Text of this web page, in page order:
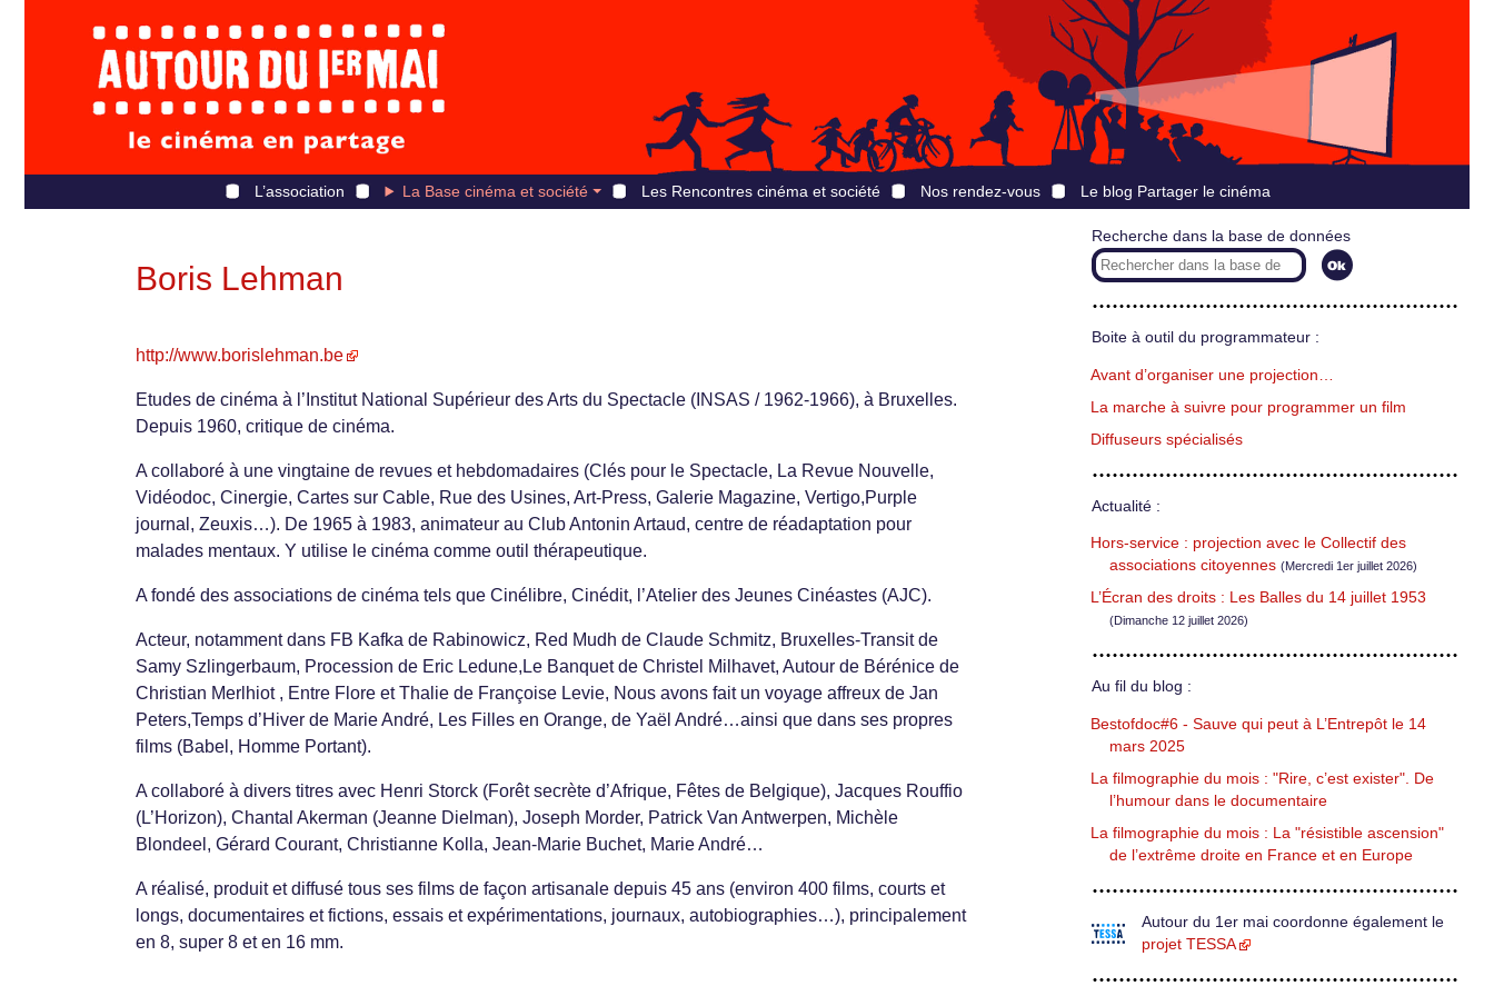
L’association La Base cinéma et société Les Rencontres cinéma et société Nos rendez-vous Le blog Partager le cinéma
Boris Lehman
http://www.borislehman.be
Etudes de cinéma à l’Institut National Supérieur des Arts du Spectacle (INSAS / 1962-1966), à Bruxelles.
Depuis 1960, critique de cinéma.
A collaboré à une vingtaine de revues et hebdomadaires (Clés pour le Spectacle, La Revue Nouvelle,
Vidéodoc, Cinergie, Cartes sur Cable, Rue des Usines, Art-Press, Galerie Magazine, Vertigo,Purple
journal, Zeuxis…). De 1965 à 1983, animateur au Club Antonin Artaud, centre de réadaptation pour
malades mentaux. Y utilise le cinéma comme outil thérapeutique.
A fondé des associations de cinéma tels que Cinélibre, Cinédit, l’Atelier des Jeunes Cinéastes (AJC).
Acteur, notamment dans FB Kafka de Rabinowicz, Red Mudh de Claude Schmitz, Bruxelles-Transit de
Samy Szlingerbaum, Procession de Eric Ledune,Le Banquet de Christel Milhavet, Autour de Bérénice de
Christian Merlhiot , Entre Flore et Thalie de Françoise Levie, Nous avons fait un voyage affreux de Jan
Peters,Temps d’Hiver de Marie André, Les Filles en Orange, de Yaël André…ainsi que dans ses propres
films (Babel, Homme Portant).
A collaboré à divers titres avec Henri Storck (Forêt secrète d’Afrique, Fêtes de Belgique), Jacques Rouffio
(L’Horizon), Chantal Akerman (Jeanne Dielman), Joseph Morder, Patrick Van Antwerpen, Michèle
Blondeel, Gérard Courant, Christianne Kolla, Jean-Marie Buchet, Marie André…
A réalisé, produit et diffusé tous ses films de façon artisanale depuis 45 ans (environ 400 films, courts et
longs, documentaires et fictions, essais et expérimentations, journaux, autobiographies…), principalement
en 8, super 8 et en 16 mm.
Recherche dans la base de données
Boite à outil du programmateur :
Avant d’organiser une projection…
La marche à suivre pour programmer un film
Diffuseurs spécialisés
Actualité :
Hors-service : projection avec le Collectif des
associations citoyennes (Mercredi 1er juillet 2026)
L’Écran des droits : Les Balles du 14 juillet 1953
(Dimanche 12 juillet 2026)
Au fil du blog :
Bestofdoc#6 - Sauve qui peut à L’Entrepôt le 14
mars 2025
La filmographie du mois : "Rire, c’est exister". De
l’humour dans le documentaire
La filmographie du mois : La "résistible ascension"
de l’extrême droite en France et en Europe
Autour du 1er mai coordonne également le
projet TESSA